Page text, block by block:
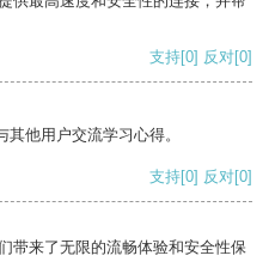
支持[0] 反对[0]
他用户交流学习心得。
支持[0] 反对[0]
带来了无限的流畅体验和安全性保